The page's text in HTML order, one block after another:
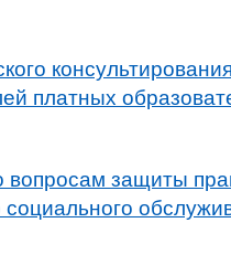
платных
защиты